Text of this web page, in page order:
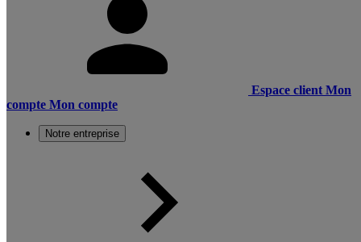
Espace client Mon
compte Mon compte
Notre entreprise